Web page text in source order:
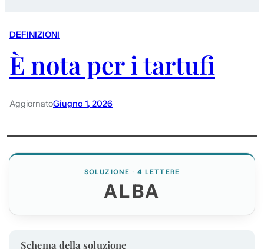
DEFINIZIONI
È nota per i tartufi
AggiornatoGiugno 1, 2026
SOLUZIONE · 4 LETTERE
ALBA
Schema della soluzione